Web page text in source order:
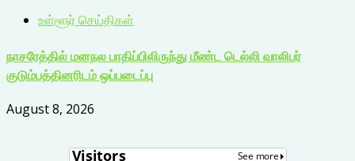
உள்ளூர் செய்திகள்
நாசரேத்தில் மனநல பாதிப்பிலிருந்து மீண்ட டெல்லி வாலிபர்
குடும்பத்தினரிடம் ஒப்படைப்பு
August 8, 2026